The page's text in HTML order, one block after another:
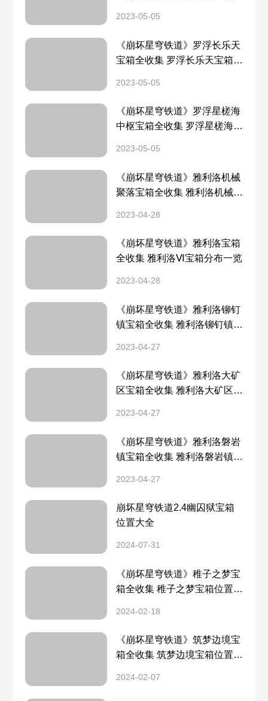
2023-05-05
《崩坏星穹铁道》罗浮长乐天
宝箱全收集 罗浮长乐天宝箱分
2023-05-05
《崩坏星穹铁道》罗浮星槎海
中枢宝箱全收集 罗浮星槎海中
2023-05-05
《崩坏星穹铁道》雅利洛机械
聚落宝箱全收集 雅利洛机械聚
2023-04-28
《崩坏星穹铁道》雅利洛宝箱
全收集 雅利洛Ⅵ宝箱分布一览
2023-04-28
《崩坏星穹铁道》雅利洛铆钉
镇宝箱全收集 雅利洛铆钉镇宝
2023-04-27
《崩坏星穹铁道》雅利洛大矿
区宝箱全收集 雅利洛大矿区宝
2023-04-27
《崩坏星穹铁道》雅利洛磐岩
镇宝箱全收集 雅利洛磐岩镇宝
2023-04-27
崩坏星穹铁道2.4幽囚狱宝箱
位置大全
2024-07-31
《崩坏星穹铁道》稚子之梦宝
箱全收集 稚子之梦宝箱位置一
2024-02-18
《崩坏星穹铁道》筑梦边境宝
箱全收集 筑梦边境宝箱位置一
2024-02-07